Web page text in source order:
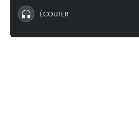
ÉCOUTER